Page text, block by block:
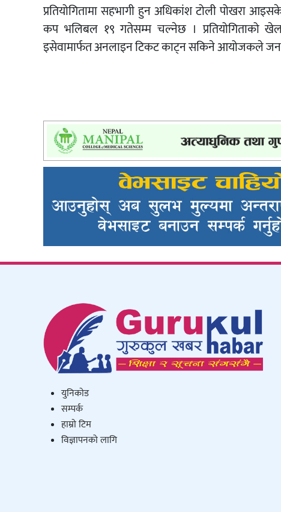
प्रतियोगितामा सहभागी हुन अधिकांश टोली पोखरा
कप भलिबल १९ गतेसम्म चल्नेछ । प्रतियोगिताको
इसेवामार्फत अनलाइन टिकट काट्न सकिने आयोजकले
युनिकाेड
सम्पर्क
हाम्राे टिम
विज्ञापनको लागि